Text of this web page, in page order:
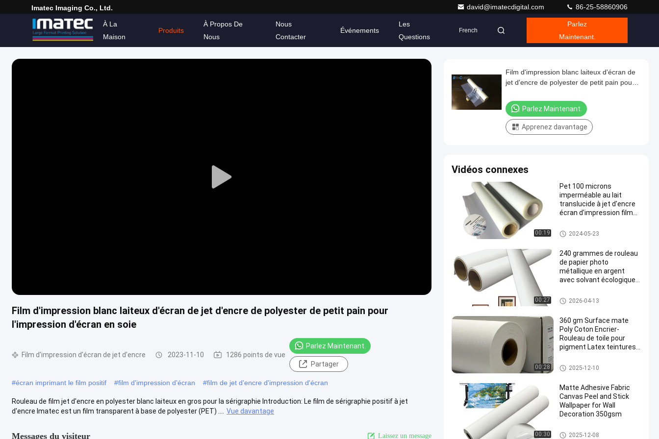
Imatec Imaging Co., Ltd. david@imatecdigital.com 86-25-58860906
À La
Maison
Produits
À Propos De
Nous
Nous
Contacter
Événements
Les
Questions
French
Parlez
Maintenant.
Play
Film d'impression blanc laiteux d'écran de jet d'encre de polyester de petit pain pour
l'impression d'écran en soie
Film d'impression d'écran de jet d'encre 2023-11-10 1286 points de vue
Parlez Maintenant.
Partager
#écran imprimant le film positif #film d'impression d'écran #film de jet d'encre d'impression d'écran
Rouleau de film jet d'encre en polyester blanc laiteux en gros pour la sérigraphie Introduction: Le film de sérigraphie positif à jet
d'encre Imatec est un film transparent à base de polyester (PET) ....
Vue davantage
Messages du visiteur Laissez un message
Film d'impression blanc laiteux d'écran de
jet d'encre de polyester de petit pain pour
Parlez Maintenant.
Apprenez davantage
Vidéos connexes
00:19
Pet 100 microns
imperméable au lait
translucide à jet d'encre
écran d'impression film
Film d'impression d'écran de j
et d'encre
2024-05-23
00:27
240 grammes de rouleau
de papier photo
métallique en argent
avec solvant écologique
les encres écologiques et
le latex
Médias de dissolvant d'Eco
2026-04-13
00:28
360 gm Surface mate
Poly Coton Encrier-
Rouleau de toile pour
pigment Latex teintures
numérique
Toile de coton de jet d'encre
2025-12-10
00:30
Matte Adhesive Fabric
Canvas Peel and Stick
Wallpaper for Wall
Decoration 350gsm
Médias de dissolvant d'Eco
2025-12-08